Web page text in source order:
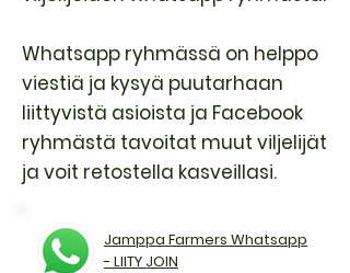
Whatsapp ryhmässä on helppo
viestiä ja kysyä puutarhaan
liittyvistä asioista ja Facebook
ryhmästä tavoitat muut viljelijät
ja voit retostella kasveillasi.
Jamppa Farmers Whatsapp
- LIITY JOIN